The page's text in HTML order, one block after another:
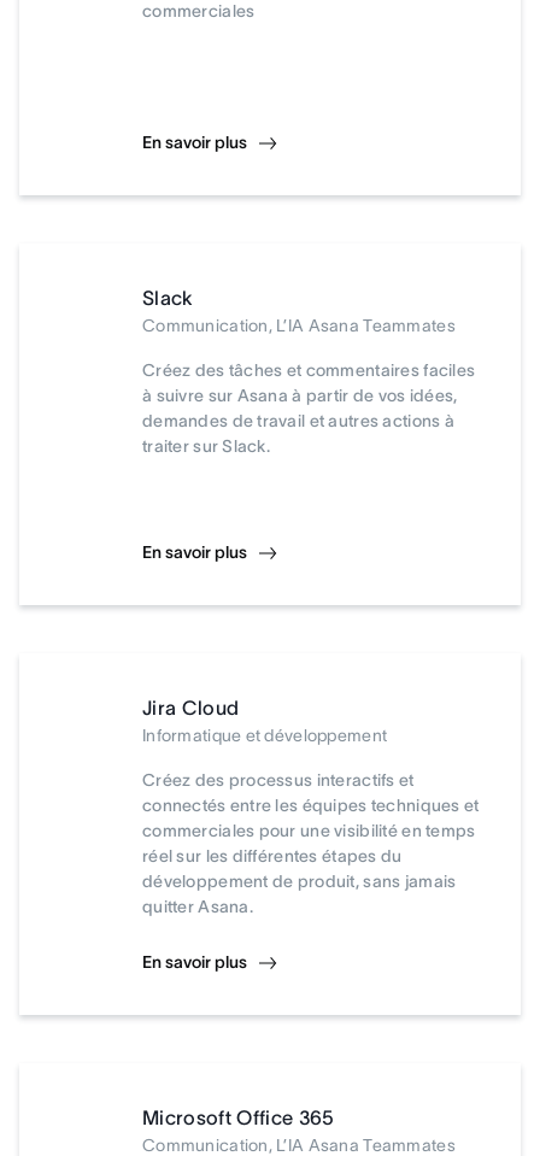
commerciales
En savoir plus
Slack
Communication, L’IA Asana Teammates
Créez des tâches et commentaires faciles
à suivre sur Asana à partir de vos idées,
demandes de travail et autres actions à
traiter sur Slack.
En savoir plus
Jira Cloud
Informatique et développement
Créez des processus interactifs et
connectés entre les équipes techniques et
commerciales pour une visibilité en temps
réel sur les différentes étapes du
développement de produit, sans jamais
quitter Asana.
En savoir plus
Microsoft Office 365
Communication, L’IA Asana Teammates